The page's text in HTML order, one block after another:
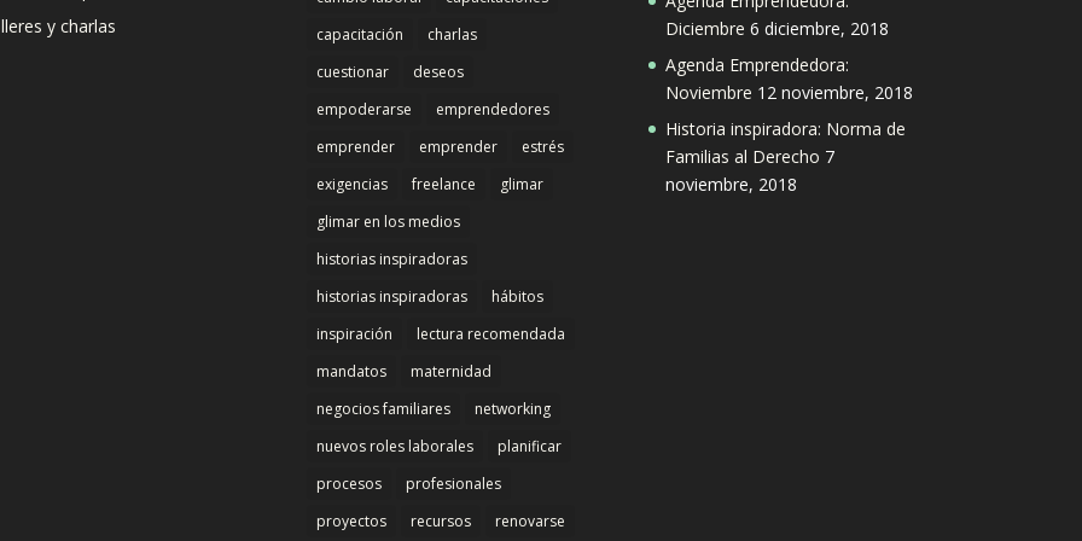
y charlas
capacitación
charlas
cuestionar
deseos
empoderarse
emprendedores
emprender
emprender
estrés
exigencias
freelance
glimar
glimar en los medios
historias inspiradoras
historias inspiradoras
hábitos
inspiración
lectura recomendada
mandatos
maternidad
negocios familiares
networking
nuevos roles laborales
planificar
procesos
profesionales
proyectos
recursos renovarse
Diciembre 6 diciembre, 2018
Agenda Emprendedora:
Noviembre 12 noviembre, 2018
Historia inspiradora: Norma de
Familias al Derecho 7
noviembre, 2018